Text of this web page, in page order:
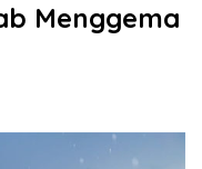
Menggema